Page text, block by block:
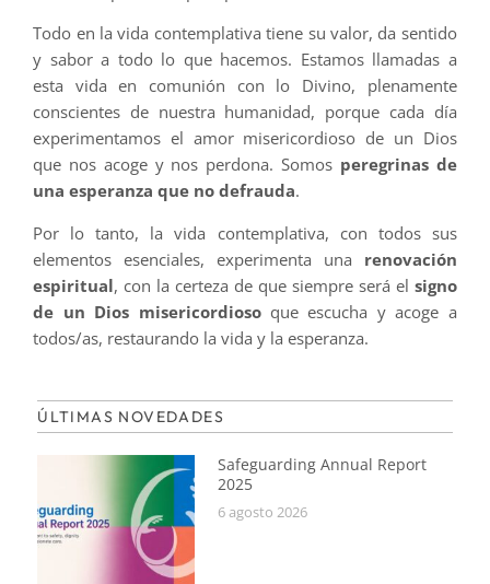
Todo en la vida contemplativa tiene su valor, da sentido
y sabor a todo lo que hacemos. Estamos llamadas a
esta vida en comunión con lo Divino, plenamente
conscientes de nuestra humanidad, porque cada día
experimentamos el amor misericordioso de un Dios
que nos acoge y nos perdona. Somos peregrinas de
una esperanza que no defrauda.
Por lo tanto, la vida contemplativa, con todos sus
elementos esenciales, experimenta una renovación
espiritual, con la certeza de que siempre será el signo
de un Dios misericordiosoque escucha y acoge a
todos/as, restaurando la vida y la esperanza.
ÚLTIMAS NOVEDADES
Safeguarding Annual Report
2025
6 agosto 2026